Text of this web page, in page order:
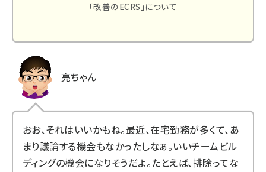
「改善のECRS」について
亮ちゃん
おお、それはいいかもね。最近、在宅勤務が多くて、あ
まり議論する機会もなかったしなぁ。いいチームビル
ディングの機会になりそうだよ。たとえば、排除ってな